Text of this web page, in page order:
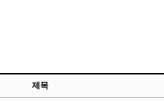
제목